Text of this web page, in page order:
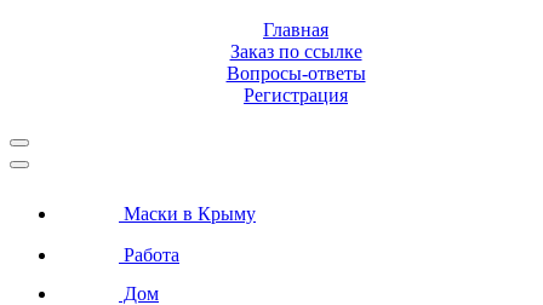
Главная
Заказ по ссылке
Вопросы-ответы
Регистрация
Маски в Крыму
Работа
Дом